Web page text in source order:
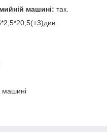
машині: так.
машині